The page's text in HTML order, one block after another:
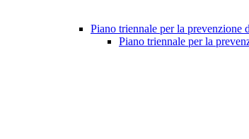
Piano triennale per la prevenzione
Piano triennale per la